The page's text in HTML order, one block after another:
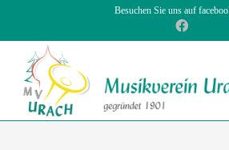
Besuchen Sie uns auf